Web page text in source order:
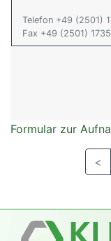
Telefon +49 (2501)
Fax +49 (2501)
Formular zur
<